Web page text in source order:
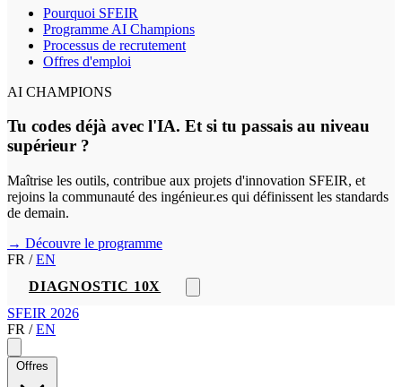
Pourquoi SFEIR
Programme AI Champions
Processus de recrutement
Offres d'emploi
AI CHAMPIONS
Tu codes déjà avec l'IA. Et si tu passais au niveau
supérieur ?
Maîtrise les outils, contribue aux projets d'innovation SFEIR, et
rejoins la communauté des ingénieur.es qui définissent les standards
de demain.
→ Découvre le programme
FR / EN
DIAGNOSTIC 10X
SFEIR 2026
FR / EN
Offres